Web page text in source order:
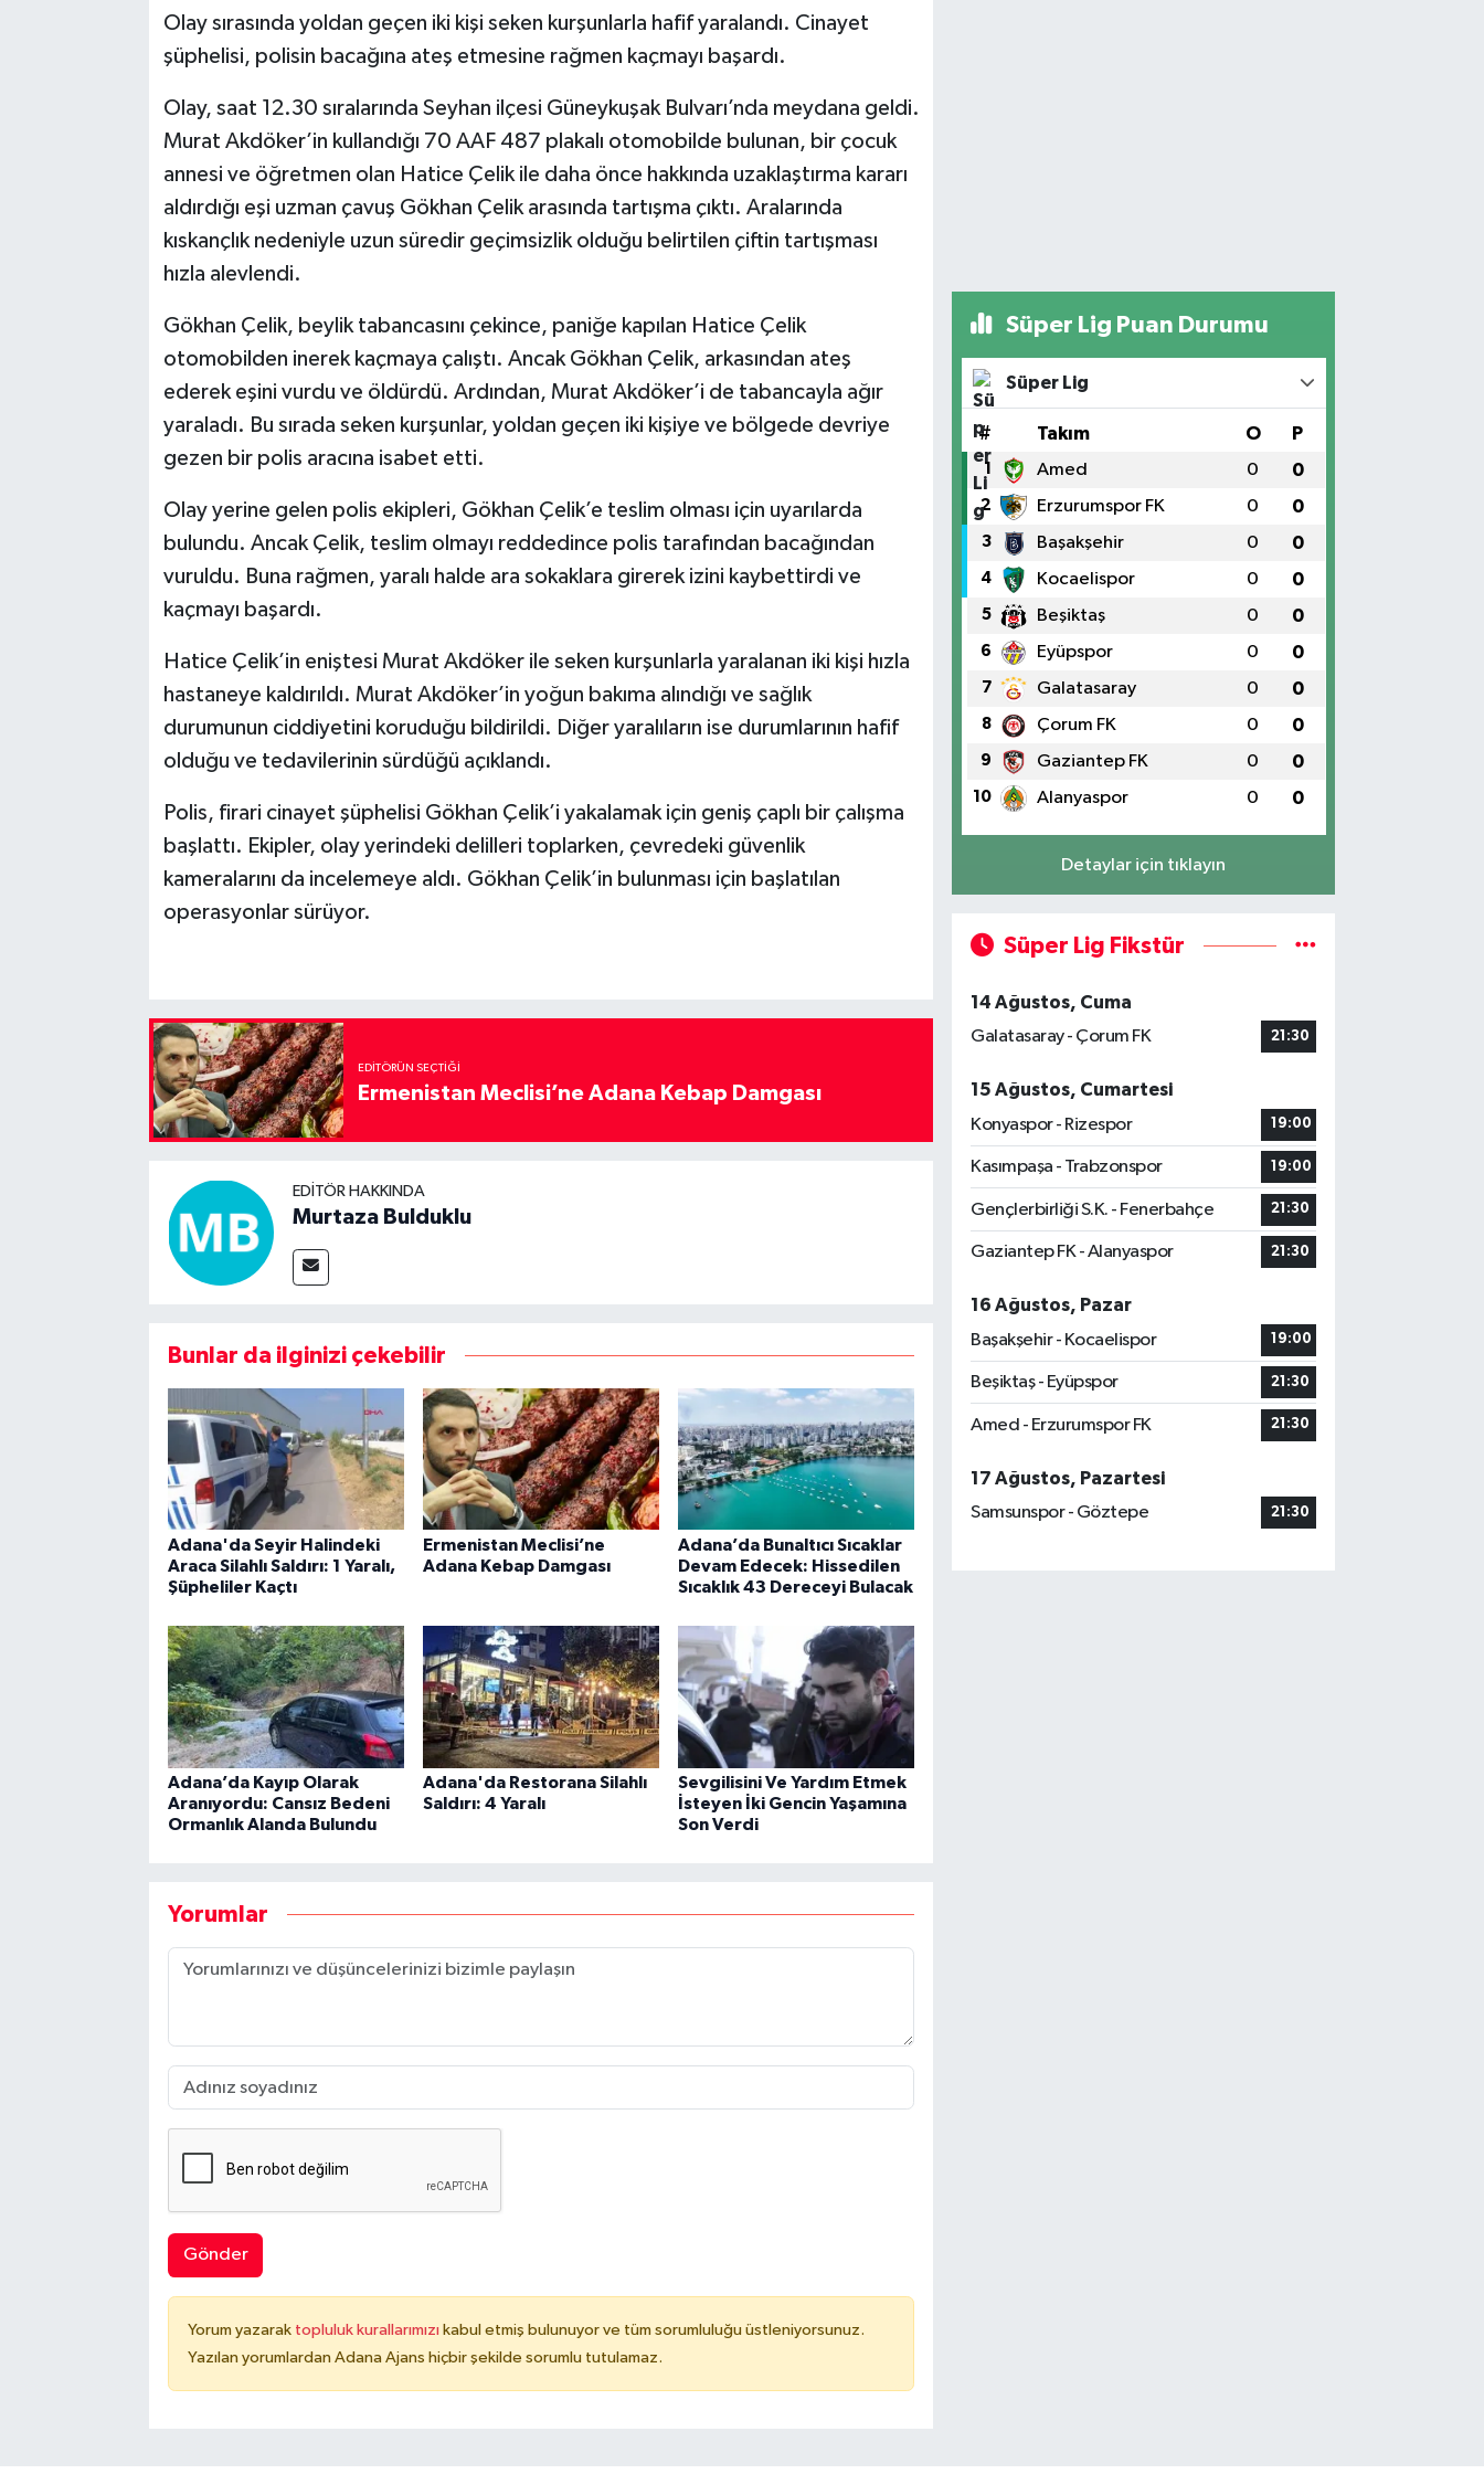
Olay sırasında yoldan geçen iki kişi seken kurşunlarla hafif yaralandı. Cinayet
şüphelisi, polisin bacağına ateş etmesine rağmen kaçmayı başardı.
Olay, saat 12.30 sıralarında Seyhan ilçesi Güneykuşak Bulvarı’nda meydana geldi.
Murat Akdöker’in kullandığı 70 AAF 487 plakalı otomobilde bulunan, bir çocuk
annesi ve öğretmen olan Hatice Çelik ile daha önce hakkında uzaklaştırma kararı
aldırdığı eşi uzman çavuş Gökhan Çelik arasında tartışma çıktı. Aralarında
kıskançlık nedeniyle uzun süredir geçimsizlik olduğu belirtilen çiftin tartışması
hızla alevlendi.
Gökhan Çelik, beylik tabancasını çekince, paniğe kapılan Hatice Çelik
otomobilden inerek kaçmaya çalıştı. Ancak Gökhan Çelik, arkasından ateş
ederek eşini vurdu ve öldürdü. Ardından, Murat Akdöker’i de tabancayla ağır
yaraladı. Bu sırada seken kurşunlar, yoldan geçen iki kişiye ve bölgede devriye
gezen bir polis aracına isabet etti.
Olay yerine gelen polis ekipleri, Gökhan Çelik’e teslim olması için uyarılarda
bulundu. Ancak Çelik, teslim olmayı reddedince polis tarafından bacağından
vuruldu. Buna rağmen, yaralı halde ara sokaklara girerek izini kaybettirdi ve
kaçmayı başardı.
Hatice Çelik’in eniştesi Murat Akdöker ile seken kurşunlarla yaralanan iki kişi hızla
hastaneye kaldırıldı. Murat Akdöker’in yoğun bakıma alındığı ve sağlık
durumunun ciddiyetini koruduğu bildirildi. Diğer yaralıların ise durumlarının hafif
olduğu ve tedavilerinin sürdüğü açıklandı.
Polis, firari cinayet şüphelisi Gökhan Çelik’i yakalamak için geniş çaplı bir çalışma
başlattı. Ekipler, olay yerindeki delilleri toplarken, çevredeki güvenlik
kameralarını da incelemeye aldı. Gökhan Çelik’in bulunması için başlatılan
operasyonlar sürüyor.
EDITÖRÜN SEÇTIĞI
Ermenistan Meclisi’ne Adana Kebap Damgası
EDITÖR HAKKINDA
Murtaza Bulduklu
Bunlar da ilginizi çekebilir
Adana'da Seyir Halindeki
Araca Silahlı Saldırı: 1 Yaralı,
Şüpheliler Kaçtı
Ermenistan Meclisi’ne
Adana Kebap Damgası
Adana’da Bunaltıcı Sıcaklar
Devam Edecek: Hissedilen
Sıcaklık 43 Dereceyi Bulacak
Adana’da Kayıp Olarak
Aranıyordu: Cansız Bedeni
Ormanlık Alanda Bulundu
Adana'da Restorana Silahlı
Saldırı: 4 Yaralı
Sevgilisini Ve Yardım Etmek
İsteyen İki Gencin Yaşamına
Son Verdi
Yorumlar
Gönder
Yorum yazarak topluluk kurallarımızı kabul etmiş bulunuyor ve tüm sorumluluğu üstleniyorsunuz.
Yazılan yorumlardan Adana Ajans hiçbir şekilde sorumlu tutulamaz.
Süper Lig Puan Durumu
Süper Lig
# Takım O P
1 Amed 0 0
2 Erzurumspor FK 0 0
3 Başakşehir 0 0
4 Kocaelispor 0 0
5 Beşiktaş 0 0
6 Eyüpspor 0 0
7 Galatasaray 0 0
8 Çorum FK 0 0
9 Gaziantep FK 0 0
10 Alanyaspor 0 0
Detaylar için tıklayın
Süper Lig Fikstür
14 Ağustos, Cuma
Galatasaray - Çorum FK
21:30
15 Ağustos, Cumartesi
Konyaspor - Rizespor
19:00
Kasımpaşa - Trabzonspor 19:00
Gençlerbirliği S.K. - Fenerbahçe 21:30
Gaziantep FK - Alanyaspor 21:30
16 Ağustos, Pazar
Başakşehir - Kocaelispor
19:00
Beşiktaş - Eyüpspor 21:30
Amed - Erzurumspor FK 21:30
17 Ağustos, Pazartesi
Samsunspor - Göztepe
21:30